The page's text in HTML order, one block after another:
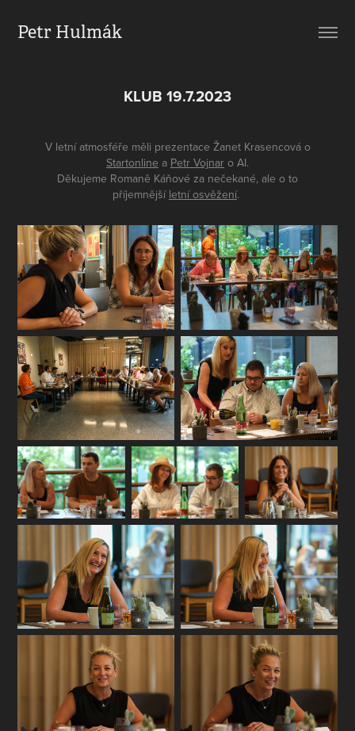
Petr Hulmák
KLUB 19.7.2023
V letní atmosféře měli prezentace Žanet Krasencová o
Startonline a Petr Vojnar o AI.
Děkujeme Romaně Káňové za nečekané, ale o to
příjemnější letní osvěžení.